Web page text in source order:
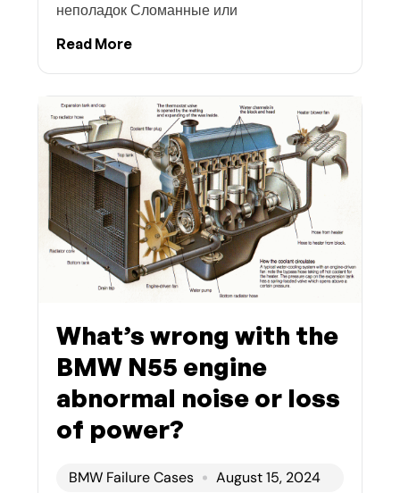
неполадок Сломанные или
Read More
What’s wrong with the
BMW N55 engine
abnormal noise or loss
of power?
BMW Failure Cases August 15, 2024